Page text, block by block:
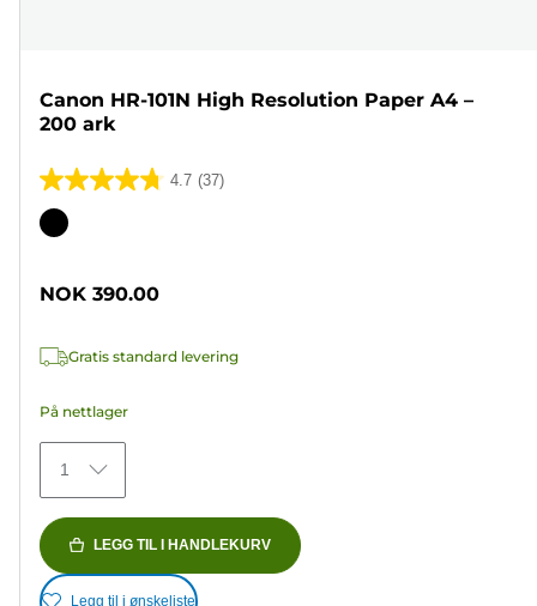
Canon HR-101N High Resolution Paper A4 –
200 ark
4.7 (37)
4.7
av
37
Fargekassett
NOK 390.00
Gratis standard levering
På nettlager
1
LEGG TIL I HANDLEKURV
Legg til i ønskeliste